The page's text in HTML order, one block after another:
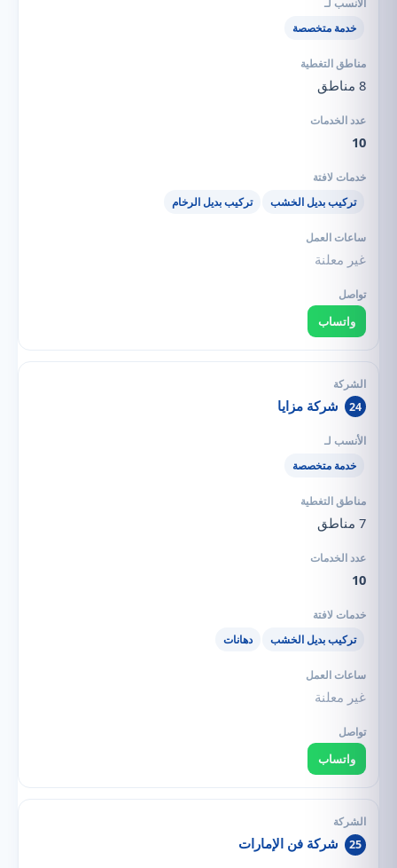
خدمة متخصصة
8 مناطق
10
تركيب بديل الخشب تركيب بديل الرخام
غير معلنة
واتساب
24 شركة مزايا
خدمة متخصصة
7 مناطق
10
تركيب بديل الخشب دهانات
غير معلنة
واتساب
25 شركة فن الإمارات